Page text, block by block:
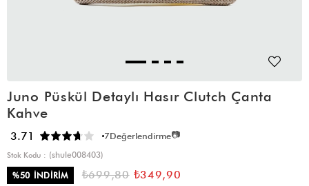
Juno Püskül Detaylı Hasır Clutch Çanta
Kahve
3.71 7Değerlendirme📷
Stok Kodu
(shule008403)
%50 İNDIRIM ₺699,80 ₺349,90